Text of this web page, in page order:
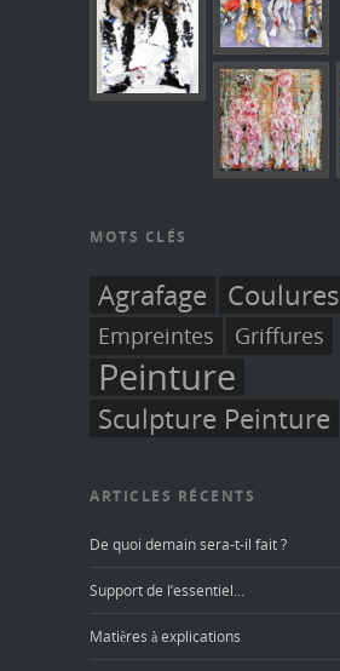
MOTS CLÉS
Agrafage Coulures
Empreintes Griffures
Peinture
Sculpture Peinture
ARTICLES RÉCENTS
De quoi demain sera-t-il fait ?
Support de l’essentiel…
Matières à explications